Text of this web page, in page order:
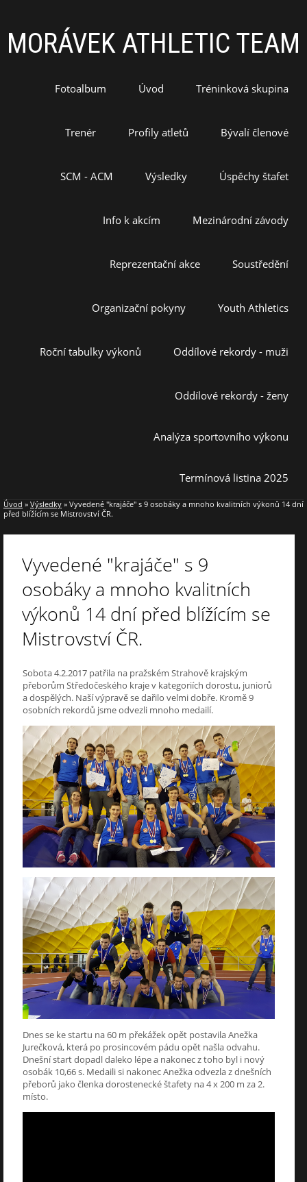
MORÁVEK ATHLETIC TEAM
Fotoalbum Úvod Tréninková skupina
Trenér Profily atletů Bývalí členové
SCM - ACM Výsledky Úspěchy štafet
Info k akcím Mezinárodní závody
Reprezentační akce Soustředění
Organizační pokyny Youth Athletics
Roční tabulky výkonů Oddílové rekordy - muži
Oddílové rekordy - ženy
Analýza sportovního výkonu
Termínová listina 2025
Úvod » Výsledky » Vyvedené "krajáče" s 9 osobáky a mnoho kvalitních výkonů 14 dní
před blížícím se Mistrovství ČR.
Vyvedené "krajáče" s 9
osobáky a mnoho kvalitních
výkonů 14 dní před blížícím se
Mistrovství ČR.
Sobota 4.2.2017 patřila na pražském Strahově krajským
přeborům Středočeského kraje v kategoriích dorostu, juniorů
a dospělých. Naší výpravě se dařilo velmi dobře. Kromě 9
osobních rekordů jsme odvezli mnoho medailí.
Dnes se ke startu na 60 m překážek opět postavila Anežka
Jurečková, která po prosincovém pádu opět našla odvahu.
Dnešní start dopadl daleko lépe a nakonec z toho byl i nový
osobák 10,66 s. Medaili si nakonec Anežka odvezla z dnešních
přeborů jako členka dorostenecké štafety na 4 x 200 m za 2.
místo.